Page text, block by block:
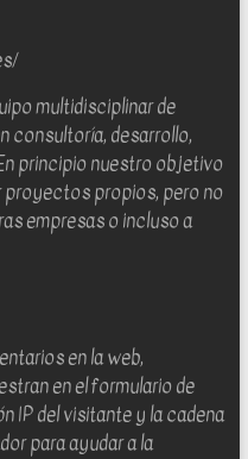
multidisciplinar de
consultoría, desarrollo,
principio nuestro objetivo
proyectos propios, pero no
empresas o incluso a
en la web,
en el formulario de
IP del visitante y la cadena
para ayudar a la